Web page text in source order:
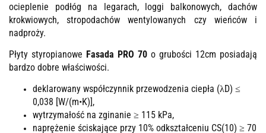
ocieplenie podłóg na legarach, loggi balkonowych, dachów
krokwiowych, stropodachów wentylowanych czy wieńców i
nadproży.
Płyty styropianowe Fasada PRO 70 o grubości 12cm posiadają
bardzo dobre właściwości.
deklarowany współczynnik przewodzenia ciepła (λD) ≤
0,038 [W/(m•K)],
wytrzymałość na zginanie ≥ 115 kPa,
naprężenie ściskające przy 10% odkształceniu CS(10) ≥ 70